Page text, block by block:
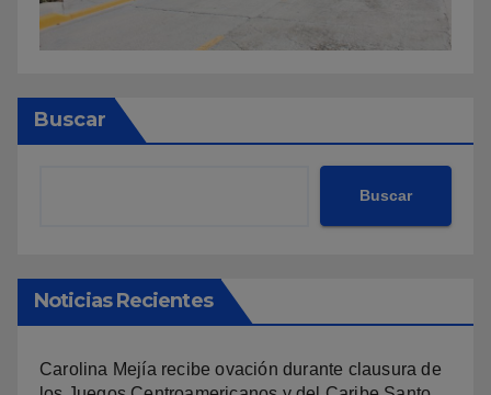
Buscar
Buscar
Noticias Recientes
Carolina Mejía recibe ovación durante clausura de